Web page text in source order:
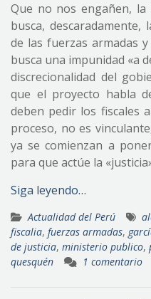
Que no nos engañen,
busca,
de las fuerzas armadas
busca una impunidad «a
discrecionalidad del
que el proyecto habla
deben pedir los fiscales
proceso, no es
ya se comienzan a
para que actúe la
Siga leyendo…
Actualidad del Perú
fiscalia, fuerzas armadas,
de justicia, ministerio publico,
quesquén
1 comentario